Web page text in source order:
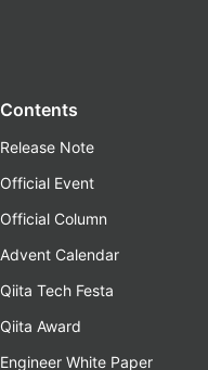
Contents
Release Note
Official Event
Official Column
Advent Calendar
Qiita Tech Festa
Qiita Award
Engineer White Paper